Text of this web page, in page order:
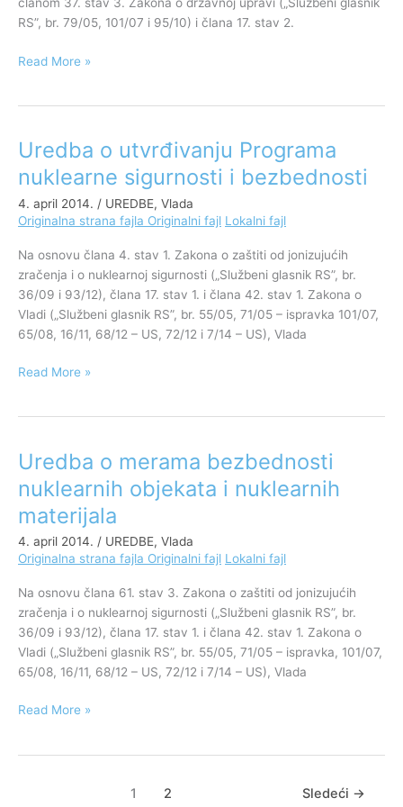
članom 37. stav 3. Zakona o državnoj upravi („Službeni glasnik
RS”, br. 79/05, 101/07 i 95/10) i člana 17. stav 2.
Read More »
Uredba o utvrđivanju Programa
nuklearne sigurnosti i bezbednosti
4. april 2014. / UREDBE, Vlada
Originalna strana fajla Originalni fajl Lokalni fajl
Na osnovu člana 4. stav 1. Zakona o zaštiti od jonizujućih
zračenja i o nuklearnoj sigurnosti („Službeni glasnik RS”, br.
36/09 i 93/12), člana 17. stav 1. i člana 42. stav 1. Zakona o
Vladi („Službeni glasnik RS”, br. 55/05, 71/05 – ispravka 101/07,
65/08, 16/11, 68/12 – US, 72/12 i 7/14 – US), Vlada
Uredba
utvrđivanju
Programa
nuklearne
bezbednosti
Read More »
Uredba o merama bezbednosti
nuklearnih objekata i nuklearnih
materijala
4. april 2014. / UREDBE, Vlada
Originalna strana fajla Originalni fajl Lokalni fajl
Na osnovu člana 61. stav 3. Zakona o zaštiti od jonizujućih
zračenja i o nuklearnoj sigurnosti („Službeni glasnik RS”, br.
36/09 i 93/12), člana 17. stav 1. i člana 42. stav 1. Zakona o
Vladi („Službeni glasnik RS”, br. 55/05, 71/05 – ispravka, 101/07,
65/08, 16/11, 68/12 – US, 72/12 i 7/14 – US), Vlada
Uredba
merama
bezbednosti
nuklearnih
objekata
nuklearnih
materijala
Read More »
1 2 Sledeći →